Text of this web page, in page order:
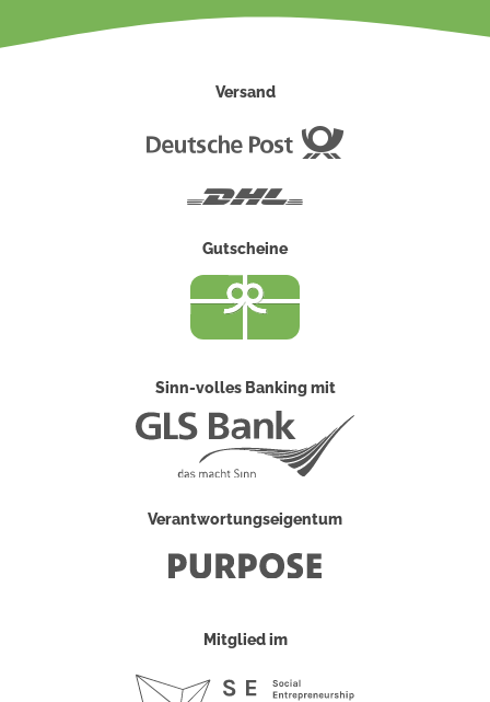
Versand
Gutscheine
Sinn-volles Banking mit
Verantwortungseigentum
Mitglied im